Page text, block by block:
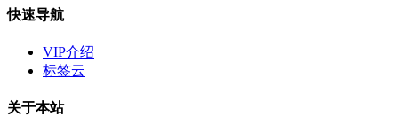
快速导航
VIP介绍
标签云
关于本站